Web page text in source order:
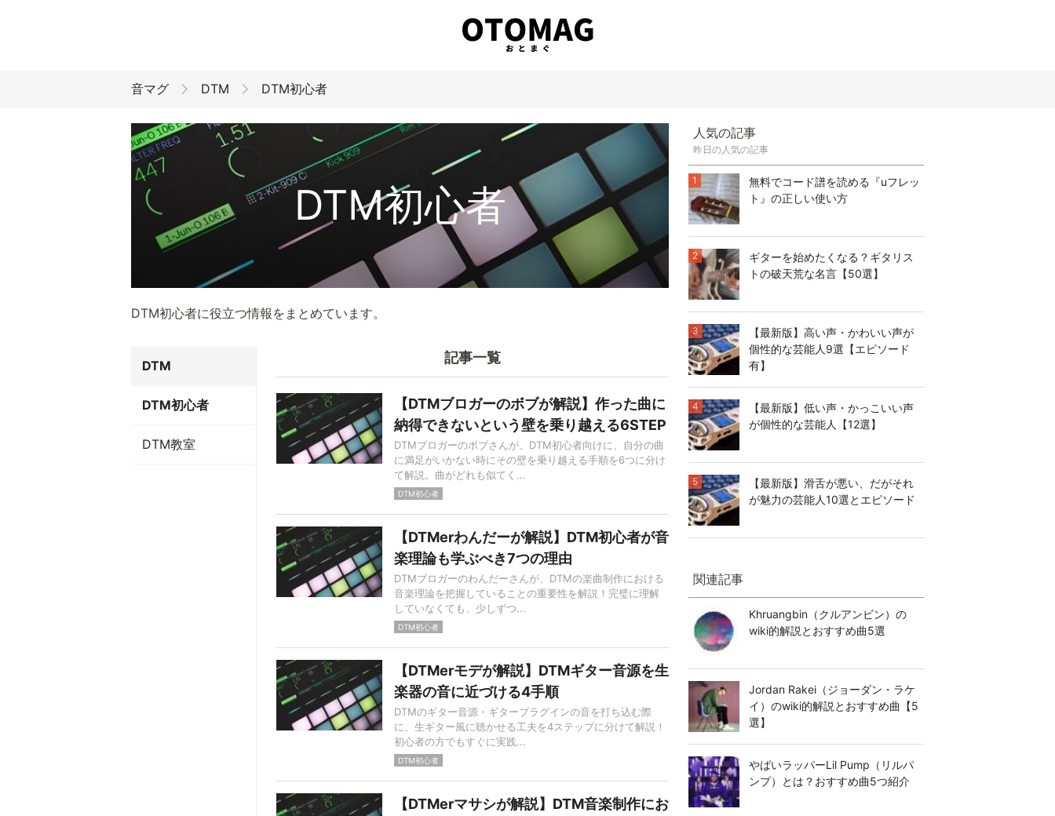
音マグ DTM DTM初心者
DTM初心者
DTM初心者に役立つ情報をまとめています。
DTM
DTM初心者
DTM教室
記事一覧
【DTMブロガーのボブが解説】作った曲に
納得できないという壁を乗り越える6STEP
DTMブロガーのボブさんが、DTM初心者向けに、自分の曲
に満足がいかない時にその壁を乗り越える手順を6つに分け
て解説。曲がどれも似てく...
DTM初心者
【DTMerわんだーが解説】DTM初心者が音
楽理論も学ぶべき7つの理由
DTMブロガーのわんだーさんが、DTMの楽曲制作における
音楽理論を把握していることの重要性を解説！完璧に理解
していなくても、少しずつ...
DTM初心者
【DTMerモデが解説】DTMギター音源を生
楽器の音に近づける4手順
DTMのギター音源・ギタープラグインの音を打ち込む際
に、生ギター風に聴かせる工夫を4ステップに分けて解説！
初心者の方でもすぐに実践...
DTM初心者
【DTMerマサシが解説】DTM音楽制作にお
人気の記事
昨日の人気の記事
無料でコード譜を読める『uフレッ
ト』の正しい使い方
1
ギターを始めたくなる？ギタリス
トの破天荒な名言【50選】
2
【最新版】高い声・かわいい声が
個性的な芸能人9選【エピソード
有】
3
【最新版】低い声・かっこいい声
が個性的な芸能人【12選】
4
【最新版】滑舌が悪い、だがそれ
が魅力の芸能人10選とエピソード
5
関連記事
Khruangbin（クルアンビン）の
wiki的解説とおすすめ曲5選
Jordan Rakei（ジョーダン・ラケ
イ）のwiki的解説とおすすめ曲【5
選】
やばいラッパーLil Pump（リルパ
ンプ）とは？おすすめ曲5つ紹介